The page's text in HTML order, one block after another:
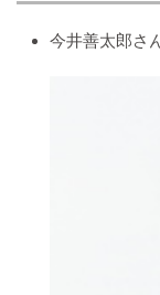
今井善太郎さ